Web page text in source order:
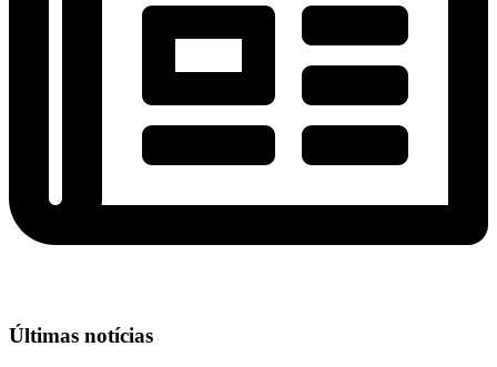
Últimas notícias